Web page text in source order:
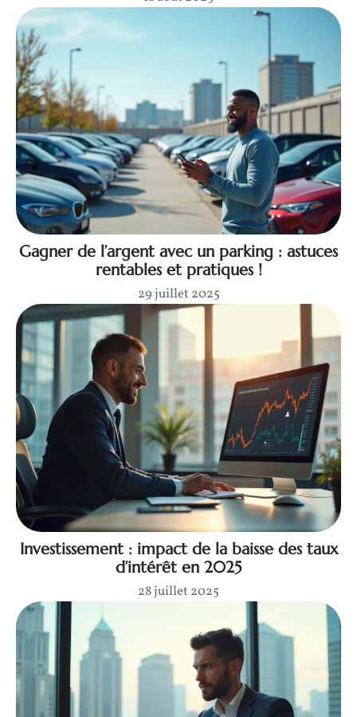
Gagner de l’argent avec un parking : astuces
rentables et pratiques !
29 juillet 2025
Investissement : impact de la baisse des taux
d’intérêt en 2025
28 juillet 2025